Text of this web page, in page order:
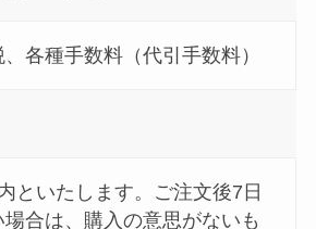
各種手数料（代引手数料）
といたします。ご注文後7日
合は、購入の意思がないも